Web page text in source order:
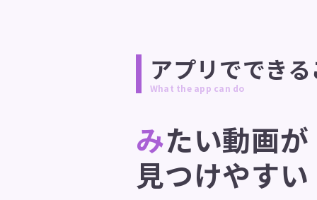
アプリででき
What the app can do
みたい動画が
見つけやす